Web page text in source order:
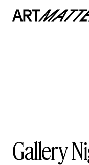
Gallery